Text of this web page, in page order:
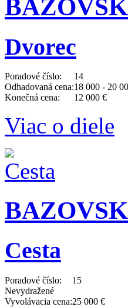
Dvorec
Poradové číslo:
14
Odhadovaná cena:18 000 - 20
Konečná cena:
12 000 €
Viac o diele
Cesta
Poradové číslo:
15
Nevydražené
Vyvolávacia cena:25 000 €